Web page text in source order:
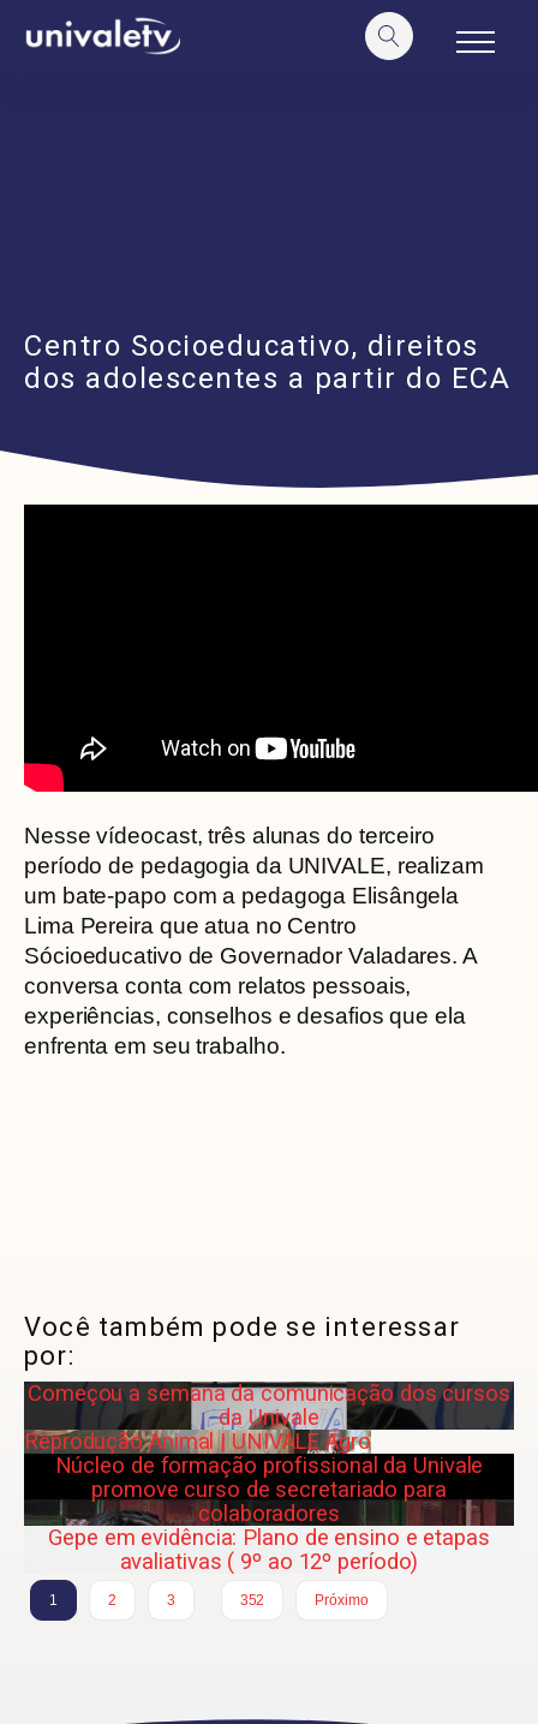
conteúdo
Centro Socioeducativo, direitos
dos adolescentes a partir do ECA
Nesse vídeocast, três alunas do terceiro
período de pedagogia da UNIVALE, realizam
um bate-papo com a pedagoga Elisângela
Lima Pereira que atua no Centro
Sócioeducativo de Governador Valadares. A
conversa conta com relatos pessoais,
experiências, conselhos e desafios que ela
enfrenta em seu trabalho.
Você também pode se interessar
por:
Começou a semana da comunicação dos cursos
da Univale
Reprodução Animal | UNIVALE Agro
Núcleo de formação profissional da Univale
promove curso de secretariado para
colaboradores
Gepe em evidência: Plano de ensino e etapas
avaliativas ( 9º ao 12º período)
1 2 3
352
Próximo